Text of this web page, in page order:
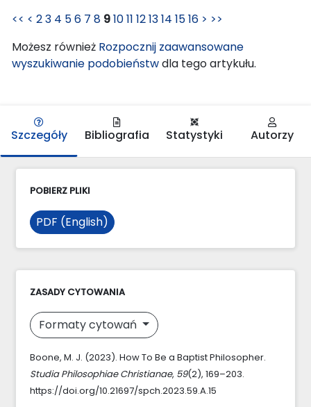
<< < 23 4 56 7 8 91011 121314 1516 > >>
Możesz również Rozpocznij zaawansowane
wyszukiwanie podobieństwdla tego artykułu.
Szczegóły Bibliografia Statystyki Autorzy
POBIERZ PLIKI
PDF (English)
ZASADY CYTOWANIA
Formaty cytowań
Boone, M. J. (2023). How To Be a Baptist Philosopher.
Studia Philosophiae Christianae, 59(2), 169–203.
https://doi.org/10.21697/spch.2023.59.A.15